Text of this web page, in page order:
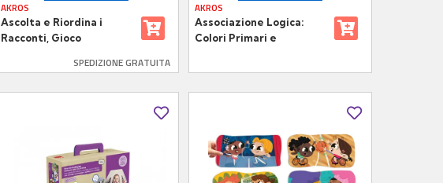
AKROS
Ascolta e Riordina i
Racconti, Gioco
Bambini 3-6 AnniSPEDIZIONE GRATUITA
AKROS
Associazione Logica:
Colori Primari e